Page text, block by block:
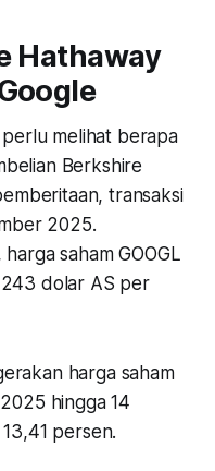
Hathaway
melihat berapa
Berkshire
transaksi
2025.
saham GOOGL
dolar AS per
harga saham
hingga 14
persen.